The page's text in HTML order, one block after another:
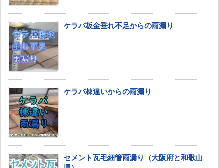
ケラバ板金垂れ不足からの雨漏り
ケラバ棟違いからの雨漏り
セメント瓦毛細管雨漏り（大阪府と和歌山